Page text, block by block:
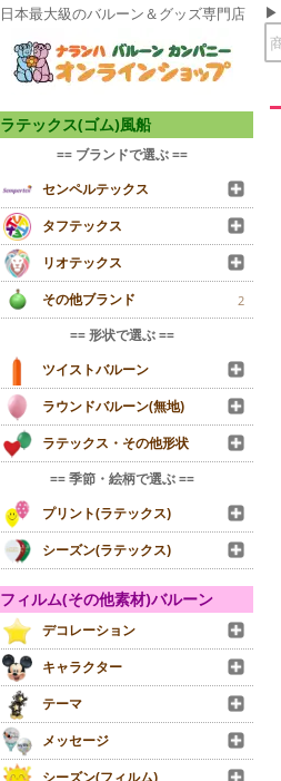
日本最大級のバルーン＆グッズ専門店
ラテックス(ゴム)風船
== ブランドで選ぶ ==
センペルテックス
タフテックス
リオテックス
その他ブランド
2
== 形状で選ぶ ==
ツイストバルーン
ラウンドバルーン(無地)
ラテックス・その他形状
== 季節・絵柄で選ぶ ==
プリント(ラテックス)
シーズン(ラテックス)
フィルム(その他素材)バルーン
デコレーション
キャラクター
テーマ
メッセージ
シーズン(フィルム)